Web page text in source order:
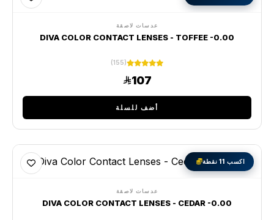
عدسات لاصقة
DIVA COLOR CONTACT LENSES - TOFFEE -0.00
(155)
107
أضف للسلة
اكسب 11 نقطة
عدسات لاصقة
DIVA COLOR CONTACT LENSES - CEDAR -0.00